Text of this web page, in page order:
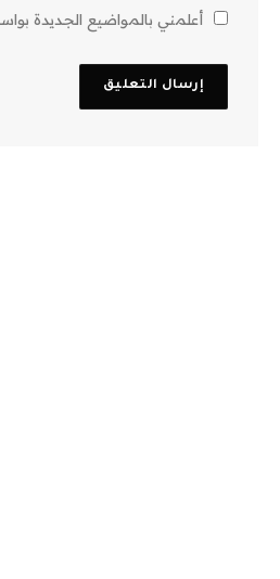
أعلمني بالمواضيع الجديدة